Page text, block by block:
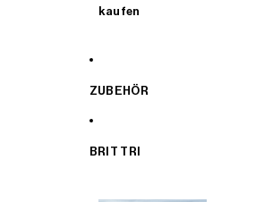
kaufen
ZUBEHÖR
BRIT TRI